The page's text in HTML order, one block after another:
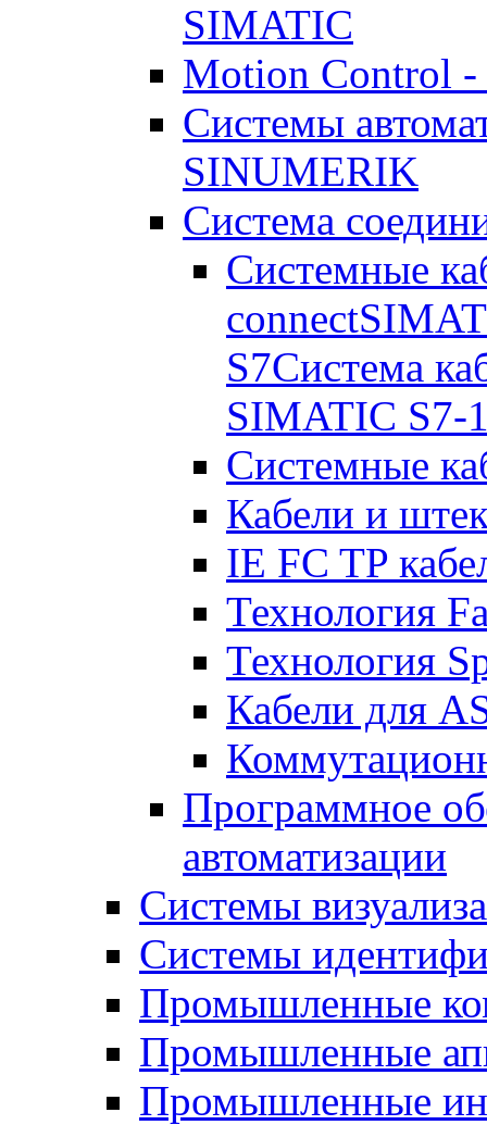
SIMATIC
Motion Control -
Системы
SINUMERIK
Система
Системные
connect
S7Система
SIMATIC S7-
Системные
Кабели и
IE FC TP
Технология
Технология
Кабели для
Программное
автоматизации
Системы
Системы
Промышленные
Промышленные
Промышленные